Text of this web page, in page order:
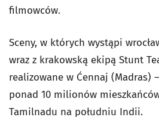
filmowców.
Sceny, w których wystąpi
wraz z krakowską ekipą Stunt
realizowane w Ćennaj (Madras)
ponad 10 milionów
Tamilnadu na południu Indii.